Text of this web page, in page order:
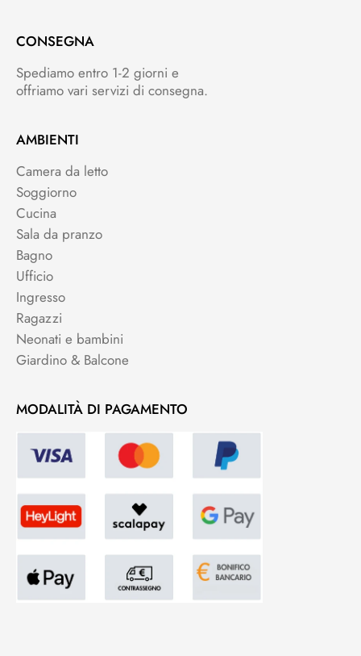
CONSEGNA
Spediamo entro 1-2 giorni e
offriamo vari servizi di consegna.
AMBIENTI
Camera da letto
Soggiorno
Cucina
Sala da pranzo
Bagno
Ufficio
Ingresso
Ragazzi
Neonati e bambini
Giardino & Balcone
MODALITÀ DI PAGAMENTO